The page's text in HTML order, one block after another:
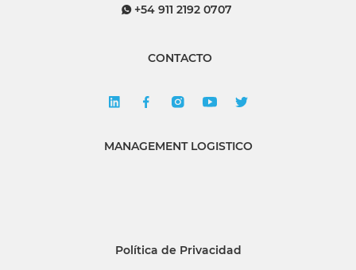
+54 911 2192 0707
CONTACTO
MANAGEMENT LOGISTICO
Política de Privacidad